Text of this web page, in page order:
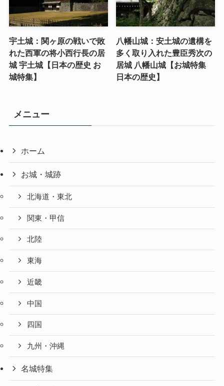
宇土城：関ヶ原の戦いで敗
れた西軍の将小西行長の居
城 宇土城【日本の歴史 お
城特集】
八幡山城：安土城の遺構を
多く取り入れた豊臣秀次の
居城 八幡山城【お城特集
日本の歴史】
メニュー
ホーム
お城・城跡
北海道・東北
関東・甲信
北陸
東海
近畿
中国
四国
九州・沖縄
名城特集